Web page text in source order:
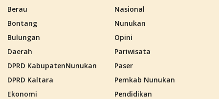
Berau
Bontang
Bulungan
Daerah
DPRD KabupatenNunukan
DPRD Kaltara
Ekonomi
Nasional
Nunukan
Opini
Pariwisata
Paser
Pemkab Nunukan
Pendidikan